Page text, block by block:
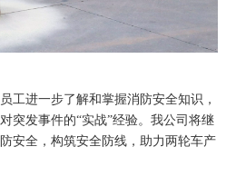
工进一步了解和掌握消防安全知识，
突发事件的“实战”经验。我公司将继
安全，构筑安全防线，助力两轮车产